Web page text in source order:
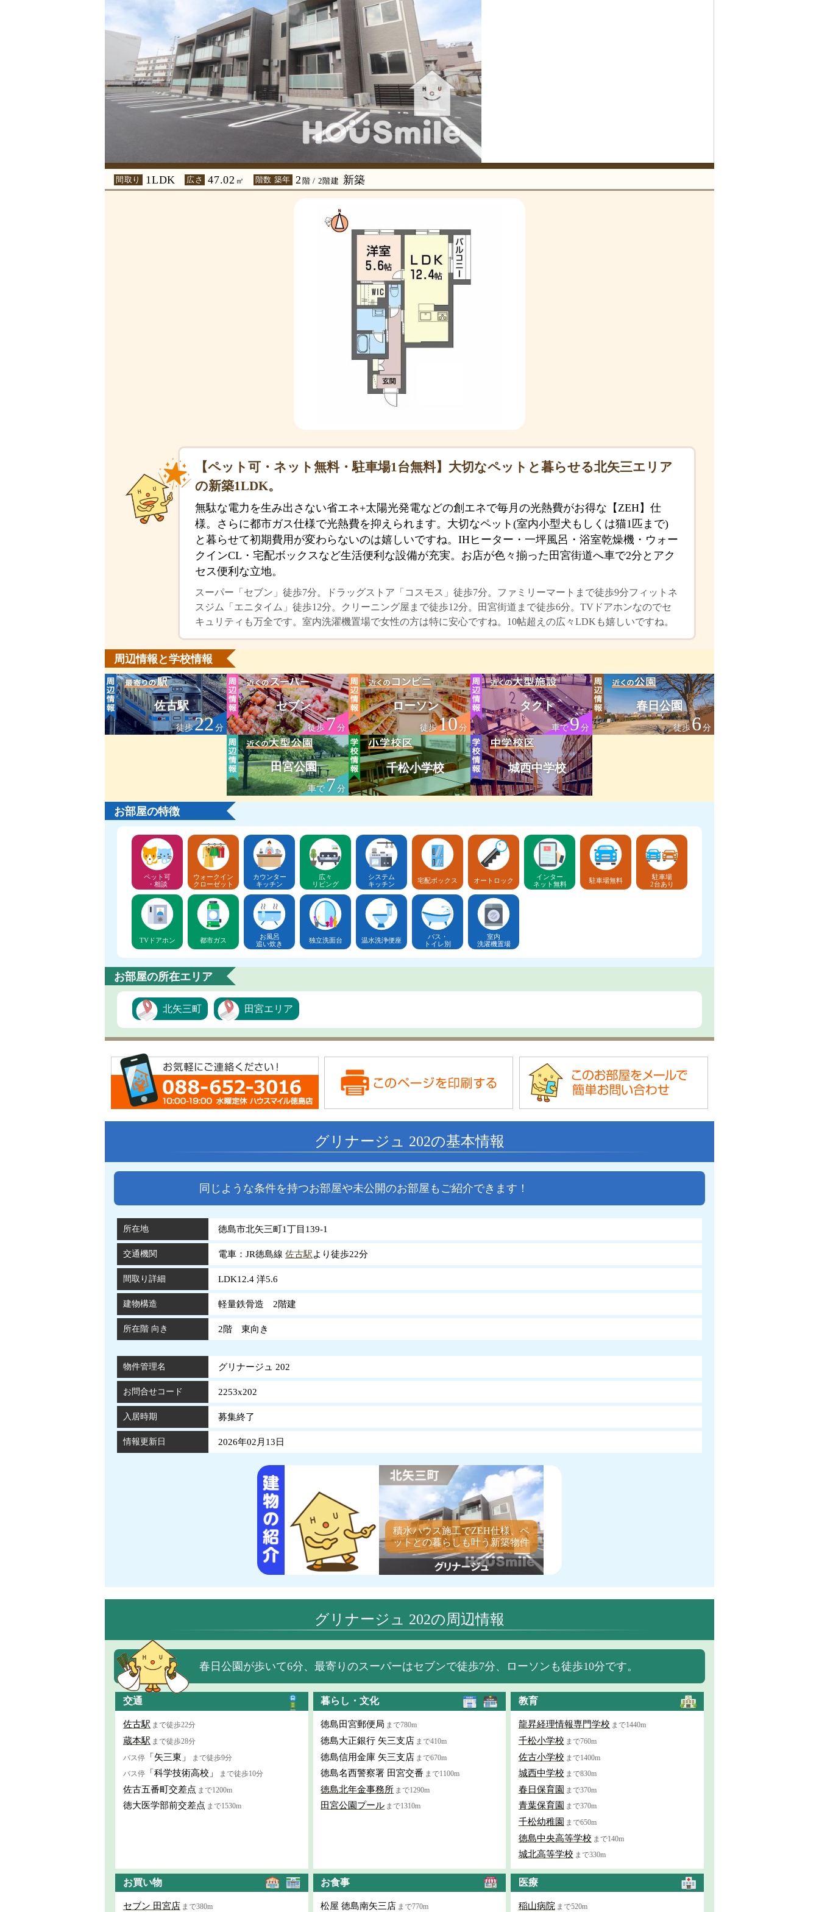
間取り 1LDK 広さ 47.02 ㎡ 階数 築年 2 階 / 2階建 新築
【ペット可・ネット無料・駐車場1台無料】大切なペットと暮らせる北矢三エリア
の新築1LDK。
無駄な電力を生み出さない省エネ+太陽光発電などの創エネで毎月の光熱費がお得な【ZEH】仕
様。さらに都市ガス仕様で光熱費を抑えられます。大切なペット(室内小型犬もしくは猫1匹まで)
と暮らせて初期費用が変わらないのは嬉しいですね。IHヒーター・一坪風呂・浴室乾燥機・ウォー
クインCL・宅配ボックスなど生活便利な設備が充実。お店が色々揃った田宮街道へ車で2分とアク
セス便利な立地。
スーパー「セブン」徒歩7分。ドラッグストア「コスモス」徒歩7分。ファミリーマートまで徒歩9分フィットネ
スジム「エニタイム」徒歩12分。クリーニング屋まで徒歩12分。田宮街道まで徒歩6分。TVドアホンなのでセ
キュリティも万全です。室内洗濯機置場で女性の方は特に安心ですね。10帖超えの広々LDKも嬉しいですね。
周辺情報と学校情報
佐古駅
徒歩22分
セブン
徒歩7分
ローソン
徒歩10分
タクト
車で9分
春日公園
徒歩6分
田宮公園
車で7分
千松小学校 城西中学校
お部屋の特徴
ペット可
・相談
ウォークイン
クローゼット
カウンター
キッチン
広々
リビング
システム
キッチン
宅配ボックス オートロック
インター
ネット無料
駐車場無料
駐車場
2台あり
TVドアホン 都市ガス
お風呂
追い炊き
独立洗面台 温水洗浄便座
バス・
トイレ別
室内
洗濯機置場
お部屋の所在エリア
北矢三町 田宮エリア
グリナージュ 202の基本情報
同じような条件を持つお部屋や未公開のお部屋もご紹介できます！
所在地 徳島市北矢三町1丁目139-1
交通機関 電車：JR徳島線 佐古駅より徒歩22分
間取り詳細 LDK12.4 洋5.6
建物構造 軽量鉄骨造 2階建
所在階 向き 2階 東向き
物件管理名 グリナージュ 202
お問合せコード 2253x202
入居時期 募集終了
情報更新日 2026年02月13日
積水ハウス施工でZEH仕様、ペ
ットとの暮らしも叶う新築物件
グリナージュ 202の周辺情報
春日公園が歩いて6分、最寄りのスーパーはセブンで徒歩7分、ローソンも徒歩10分です。
交通
佐古駅 まで徒歩22分
蔵本駅 まで徒歩28分
バス停 「矢三東」
まで徒歩9分
バス停 「科学技術高校」 まで徒歩10分
佐古五番町交差点 まで1200m
徳大医学部前交差点 まで1530m
暮らし・文化
徳島田宮郵便局 まで780m
徳島大正銀行 矢三支店 まで410m
徳島信用金庫 矢三支店 まで670m
徳島名西警察署 田宮交番 まで1100m
徳島北年金事務所 まで1290m
田宮公園プール まで1310m
教育
龍昇経理情報専門学校 まで1440m
千松小学校 まで760m
佐古小学校 まで1400m
城西中学校 まで830m
春日保育園 まで370m
青葉保育園 まで370m
千松幼稚園 まで650m
徳島中央高等学校 まで140m
城北高等学校 まで330m
お買い物
セブン 田宮店 まで380m
お食事
松屋 徳島南矢三店 まで770m
医療
稲山病院 まで520m